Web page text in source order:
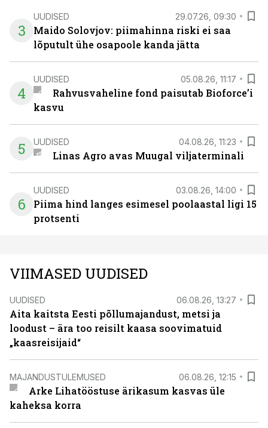
3
UUDISED 29.07.26, 09:30
Maido Solovjov: piimahinna riski ei saa
lõputult ühe osapoole kanda jätta
4
UUDISED 05.08.26, 11:17
Rahvusvaheline fond paisutab Bioforce’i
kasvu
5 UUDISED 04.08.26, 11:23
Linas Agro avas Muugal viljaterminali
6
UUDISED 03.08.26, 14:00
Piima hind langes esimesel poolaastal ligi 15
protsenti
VIIMASED UUDISED
UUDISED 06.08.26, 13:27
Aita kaitsta Eesti põllumajandust, metsi ja
loodust – ära too reisilt kaasa soovimatuid
„kaasreisijaid“
MAJANDUSTULEMUSED 06.08.26, 12:15
Arke Lihatööstuse ärikasum kasvas üle
kaheksa korra